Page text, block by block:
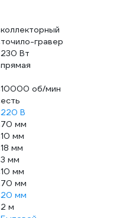
коллекторный
точило-гравер
230 Вт
прямая
10000 об/мин
есть
220 В
70 мм
10 мм
18 мм
3 мм
10 мм
70 мм
20 мм
2 м